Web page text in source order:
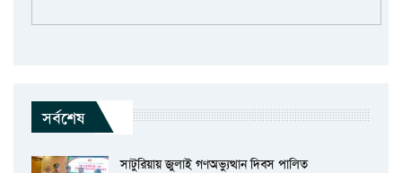
সর্বশেষ
সাটুরিয়ায় জুলাই গণঅভ্যুত্থান দিবস পালিত